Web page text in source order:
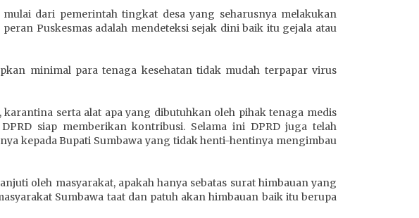
dari pemerintah tingkat desa yang seharusnya melakukan
Puskesmas adalah mendeteksi sejak dini baik itu gejala atau
minimal para tenaga kesehatan tidak mudah terpapar virus
serta alat apa yang dibutuhkan oleh pihak tenaga medis
siap memberikan kontribusi. Selama ini DPRD juga telah
kepada Bupati Sumbawa yang tidak henti-hentinya mengimbau
oleh masyarakat, apakah hanya sebatas surat himbauan yang
Sumbawa taat dan patuh akan himbauan baik itu berupa